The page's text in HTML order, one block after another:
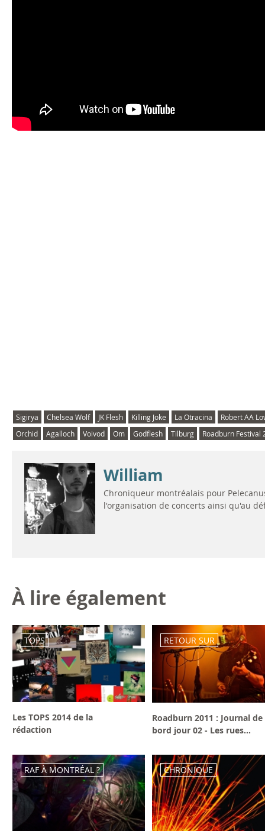
Sigirya Chelsea Wolf JK Flesh Killing Joke La Otracina
Robert AA
Orchid
Agalloch Voivod Om Godflesh Tilburg Roadburn Festival
William
Chroniqueur montréalais pour
l'organisation de concerts ainsi qu'au
À lire également
TOPS
Les TOPS 2014 de la
rédaction
RETOUR SUR
Roadburn 2011 : Journal de
bord jour 02 - Les rues...
RAF À MONTRÉAL ? CHRONIQUE